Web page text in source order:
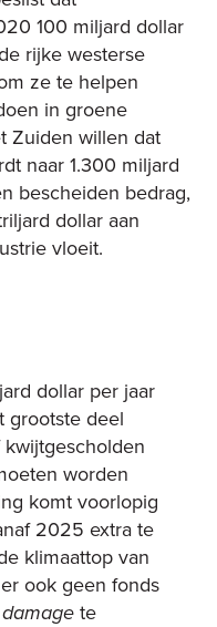
100 miljard dollar
rijke westerse
ze te helpen
in groene
Zuiden willen dat
naar 1.300 miljard
bescheiden bedrag,
dollar aan
vloeit.
dollar per jaar
grootste deel
worden
komt voorlopig
2025 extra te
klimaattop van
ook geen fonds
te